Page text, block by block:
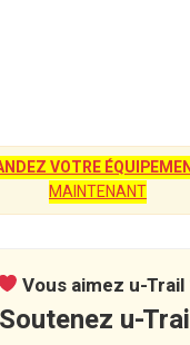
VOTRE
MAINTENANT
Vous aimez u-Trail
Soutenez u-